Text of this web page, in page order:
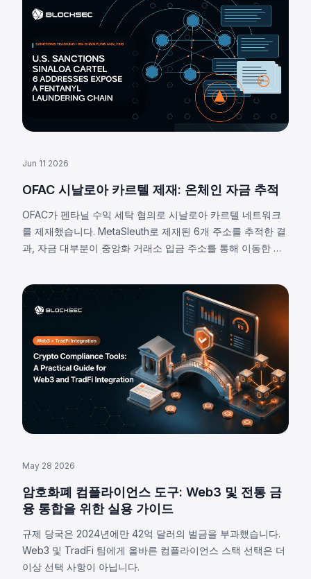
Jun 11 2026
OFAC 시날로아 카르텔 제재: 온체인 자금 추적
OFAC가 펜타닐 수익 세탁 혐의로 시날로아 카르텔 네트워크
를 제재했습니다. MetaSleuth로 제재된 6개 주소를 추적한 결
과, 자금 대부분이 중앙화 거래소 입금 주소를 통해 이동한 것
May 28 2026
암호화폐 컴플라이언스 도구: Web3 및 전통 금
융 통합을 위한 실용 가이드
규제 당국은 2024년에만 42억 달러의 벌금을 부과했습니다.
Web3 및 TradFi 팀에게 올바른 컴플라이언스 스택 선택은 더
이상 선택 사항이 아닙니다.